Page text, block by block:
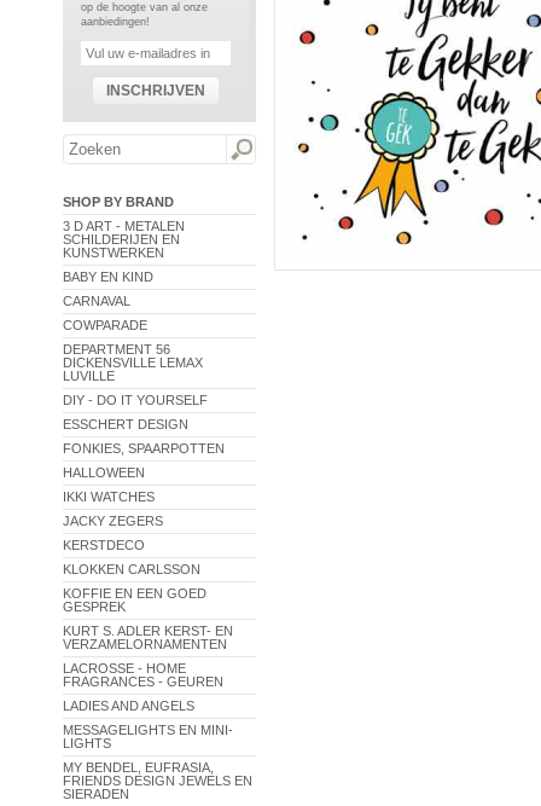
op de hoogte van al onze
aanbiedingen!
INSCHRIJVEN
SHOP BY BRAND
3 D ART - METALEN
SCHILDERIJEN EN
KUNSTWERKEN
BABY EN KIND
CARNAVAL
COWPARADE
DEPARTMENT 56
DICKENSVILLE LEMAX
LUVILLE
DIY - DO IT YOURSELF
ESSCHERT DESIGN
FONKIES, SPAARPOTTEN
HALLOWEEN
IKKI WATCHES
JACKY ZEGERS
KERSTDECO
KLOKKEN CARLSSON
KOFFIE EN EEN GOED
GESPREK
KURT S. ADLER KERST- EN
VERZAMELORNAMENTEN
LACROSSE - HOME
FRAGRANCES - GEUREN
LADIES AND ANGELS
MESSAGELIGHTS EN MINI-
LIGHTS
MY BENDEL, EUFRASIA,
FRIENDS DESIGN JEWELS EN
SIERADEN